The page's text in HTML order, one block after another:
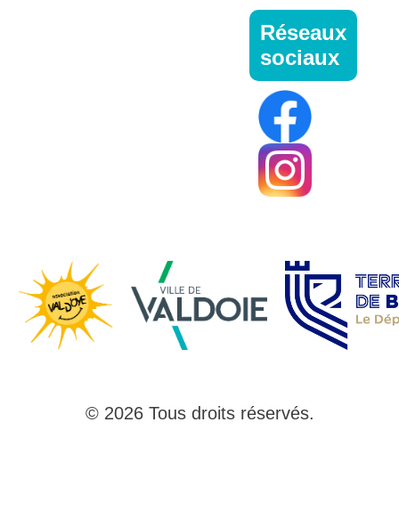
Réseaux
sociaux
© 2026 Tous droits réservés.